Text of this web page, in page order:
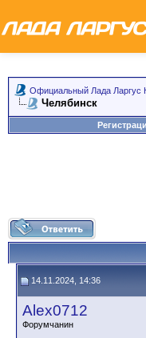
Официальный Лада Ларгус
Челябинск
14.11.2024, 14:36
Alex0712
Форумчанин